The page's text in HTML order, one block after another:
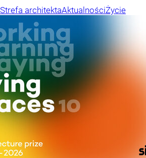
Strefa architektaAktualnościŻycie